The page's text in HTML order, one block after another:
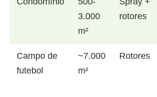
3.000
m²
rotores
Campo de
futebol
~7.000
m²
Rotores